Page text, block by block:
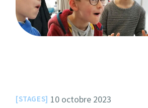
STAGES 10 octobre 2023